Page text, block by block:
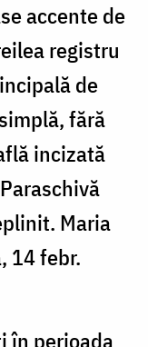
accente de
registru
de
fără
incizată
Maria
14 febr.
în perioada